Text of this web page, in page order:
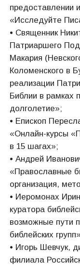
предоставлении
«Исследуйте
• Священник
Патриаршего
Макария
Коломенского в
реализации
Библии в рамках
долголетие»;
• Епископ
«Онлайн-курсы
в 15 шагах»;
• Андрей
«Православные
организация,
• Иеромонах
куратора
возможные пути
библейских
• Игорь Шевчук,
филиала